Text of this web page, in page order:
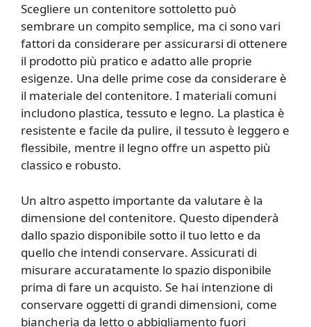
Scegliere un contenitore sottoletto può
sembrare un compito semplice, ma ci sono vari
fattori da considerare per assicurarsi di ottenere
il prodotto più pratico e adatto alle proprie
esigenze. Una delle prime cose da considerare è
il materiale del contenitore. I materiali comuni
includono plastica, tessuto e legno. La plastica è
resistente e facile da pulire, il tessuto è leggero e
flessibile, mentre il legno offre un aspetto più
classico e robusto.
Un altro aspetto importante da valutare è la
dimensione del contenitore. Questo dipenderà
dallo spazio disponibile sotto il tuo letto e da
quello che intendi conservare. Assicurati di
misurare accuratamente lo spazio disponibile
prima di fare un acquisto. Se hai intenzione di
conservare oggetti di grandi dimensioni, come
biancheria da letto o abbigliamento fuori